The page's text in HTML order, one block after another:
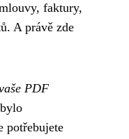
faktury,
A právě zde
PDF
potřebujete